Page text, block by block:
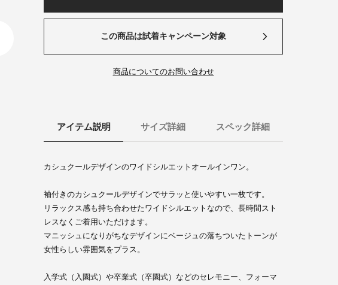
身長：165cm 着用サイズ：Mサイズ B：76 / W：62 / H：86
この商品は試着キャンペーン対象
商品についてのお問い合わせ
アイテム説明 サイズ詳細 スペック詳細
カシュクールデザインのワイドシルエットオールインワン。
袖付きのカシュクールデザインでサラッと使いやすい一枚です。
リラックス感も持ち合わせたワイドシルエットなので、長時間スト
レスなくご着用いただけます。
マニッシュになりがちなデザインにベージュの落ちついたトーンが
女性らしい雰囲気をプラス。
入学式（入園式）や卒業式（卒園式）などのセレモニー、フォーマ